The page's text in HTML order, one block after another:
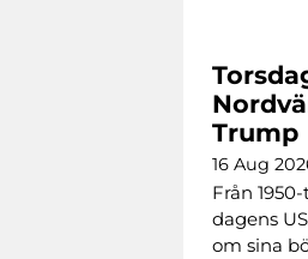
Trump
16 Aug
Från
dagens
om sina